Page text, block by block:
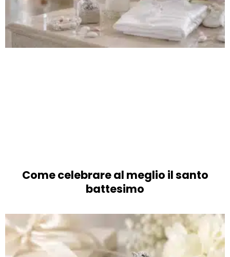
Come celebrare al meglio il santo
battesimo